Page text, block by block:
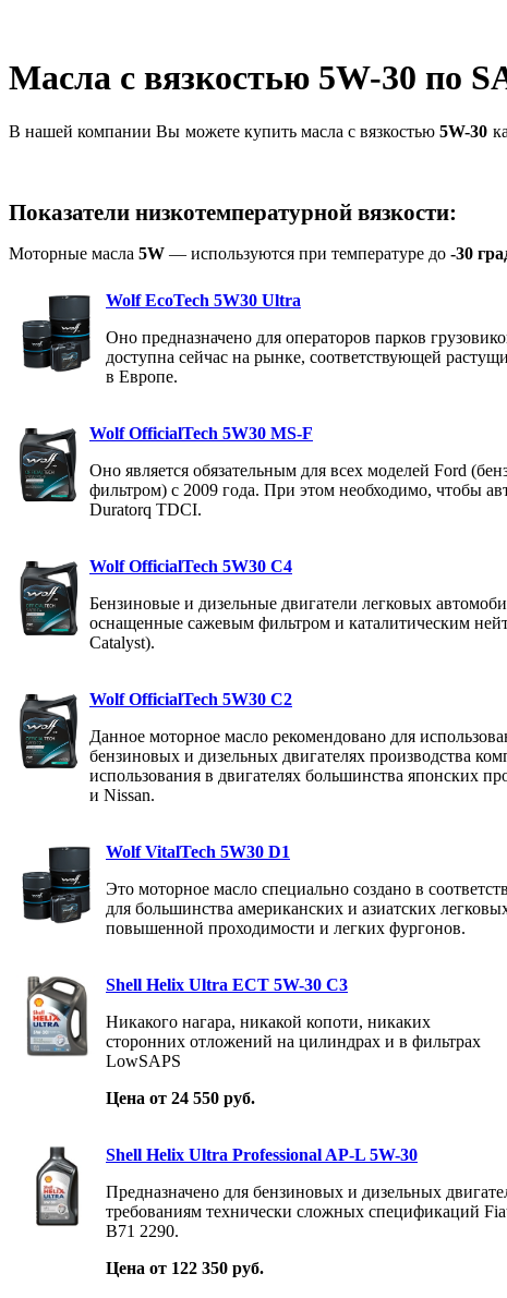
Масла с вязкостью 5W-30 по
В нашей компании Вы можете купить масла с вязкостью5W-30
Показатели низкотемпературной вязкости:
Моторные масла 5W — используются при температуре до -30
Wolf EcoTech 5W30 Ultra
Оно предназначено для операторов парков
доступна сейчас на рынке, соответствующей
в Европе.
Wolf OfficialTech 5W30 MS-F
Оно является обязательным для всех моделей Ford
фильтром) с 2009 года. При этом необходимо, чтобы
Duratorq TDCI.
Wolf OfficialTech 5W30 C4
Бензиновые и дизельные двигатели легковых
оснащенные сажевым фильтром и каталитическим
Catalyst).
Wolf OfficialTech 5W30 C2
Данное моторное масло рекомендовано для
бензиновых и дизельных двигателях производства
использования в двигателях большинства японских
и Nissan.
Wolf VitalTech 5W30 D1
Это моторное масло специально создано в
для большинства американских и азиатских
повышенной проходимости и легких фургонов.
Shell Helix Ultra ECT 5W-30 C3
Никакого нагара, никакой копоти, никаких
сторонних отложений на цилиндрах и в фильтрах
LowSAPS
Цена от 24 550 руб.
Shell Helix Ultra Professional AP-L 5W-30
Предназначено для бензиновых и дизельных
требованиям технически сложных спецификаций
B71 2290.
Цена от 122 350 руб.